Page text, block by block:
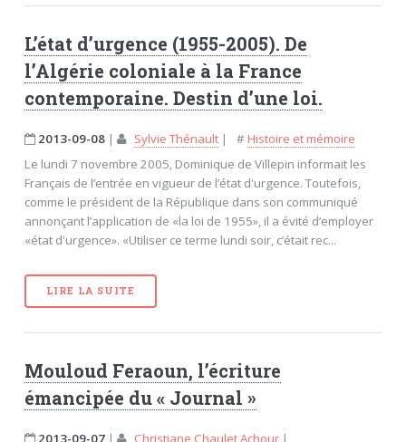
L’état d’urgence (1955-2005). De
l’Algérie coloniale à la France
contemporaine. Destin d’une loi.
2013-09-08| Sylvie Thénault | #Histoire et mémoire
Le lundi 7 novembre 2005, Dominique de Villepin informait les
Français de l’entrée en vigueur de l’état d'urgence. Toutefois,
comme le président de la République dans son communiqué
annonçant l’application de «la loi de 1955», il a évité d’employer
«état d'urgence». «Utiliser ce terme lundi soir, c’était rec...
LIRE LA SUITE
Mouloud Feraoun, l’écriture
émancipée du « Journal »
2013-09-07| Christiane Chaulet Achour |